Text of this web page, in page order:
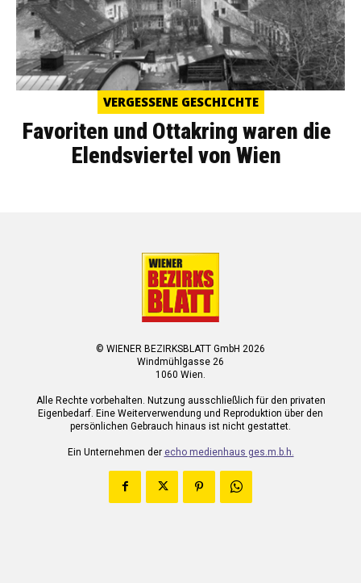
VERGESSENE GESCHICHTE
Favoriten und Ottakring waren die
Elendsviertel von Wien
© WIENER BEZIRKSBLATT GmbH 2026
Windmühlgasse 26
1060 Wien.
Alle Rechte vorbehalten. Nutzung ausschließlich für den privaten
Eigenbedarf. Eine Weiterverwendung und Reproduktion über den
persönlichen Gebrauch hinaus ist nicht gestattet.
Ein Unternehmen der echo medienhaus ges.m.b.h.